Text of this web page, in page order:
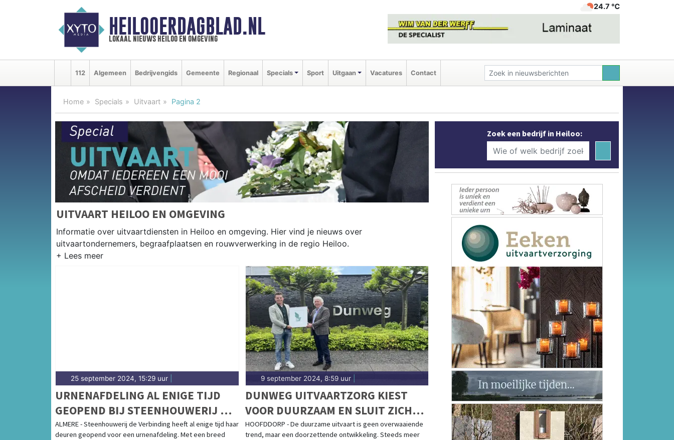
HEILOOERDAGBLAD.NL
lokaal nieuws heiloo en omgeving
24.7 ℃
112 Algemeen Bedrijvengids Gemeente Regionaal Specials Sport Uitgaan Vacatures Contact
Home Specials Uitvaart Pagina 2
UITVAART HEILOO EN OMGEVING
Informatie over uitvaartdiensten in Heiloo en omgeving. Hier vind je nieuws over
uitvaartondernemers, begraafplaatsen en rouwverwerking in de regio Heiloo.
25 september 2024, 15:29 uur
URNENAFDELING AL ENIGE TIJD
GEOPEND BIJ STEENHOUWERIJ DE
VERBINDING
ALMERE - Steenhouwerij de Verbinding heeft al enige tijd haar
deuren geopend voor een urnenafdeling. Met een breed
9 september 2024, 8:59 uur|
DUNWEG UITVAARTZORG KIEST
VOOR DUURZAAM EN SLUIT ZICH
AAN BIJ GREENLEAVE
HOOFDDORP - De duurzame uitvaart is geen overwaaiende
trend, maar een doorzettende ontwikkeling. Steeds meer
Zoek een bedrijf in Heiloo: